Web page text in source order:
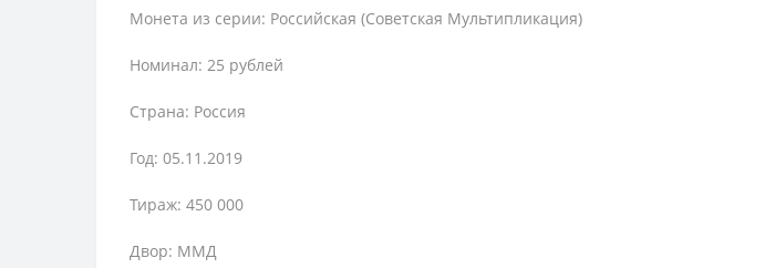
Монета из серии: Российская (Советская Мультипликация)
Номинал: 25 рублей
Страна: Россия
Год: 05.11.2019
Тираж: 450 000
Двор: ММД